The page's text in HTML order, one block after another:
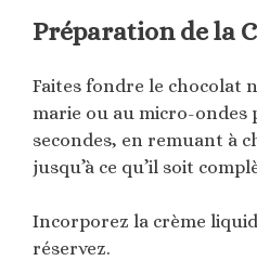
Préparation de la
Faites fondre le chocolat
marie ou au micro-ondes
secondes, en remuant à
jusqu’à ce qu’il soit
Incorporez la crème
réservez.